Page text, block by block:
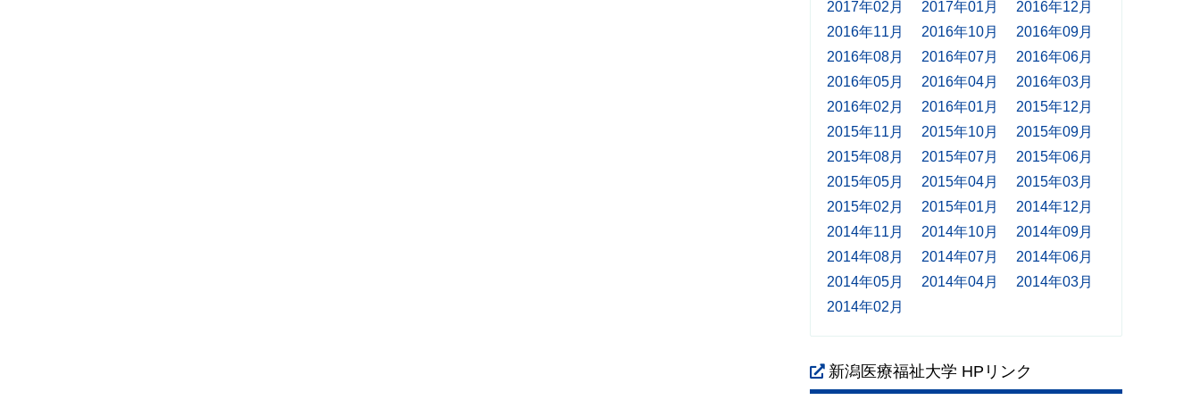
2017年02月 2017年01月
2016年12月
2016年11月
2016年10月
2016年09月
2016年08月
2016年07月
2016年06月
2016年05月
2016年04月
2016年03月
2016年02月
2016年01月
2015年12月
2015年11月
2015年10月
2015年09月
2015年08月
2015年07月
2015年06月
2015年05月
2015年04月
2015年03月
2015年02月
2015年01月
2014年12月
2014年11月
2014年10月
2014年09月
2014年08月
2014年07月
2014年06月
2014年05月
2014年04月
2014年03月
2014年02月
新潟医療福祉大学 HPリンク